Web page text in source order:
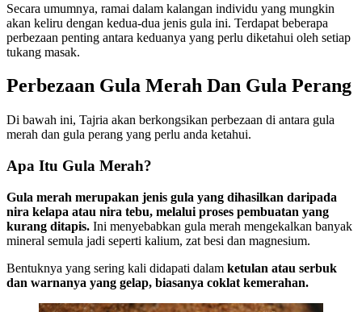
Secara umumnya, ramai dalam kalangan individu yang mungkin
akan keliru dengan kedua-dua jenis gula ini. Terdapat beberapa
perbezaan penting antara keduanya yang perlu diketahui oleh setiap
tukang masak.
Perbezaan Gula Merah Dan Gula Perang
Di bawah ini, Tajria akan berkongsikan perbezaan di antara gula
merah dan gula perang yang perlu anda ketahui.
Apa Itu Gula Merah?
Gula merah merupakan jenis gula yang dihasilkan daripada
nira kelapa atau nira tebu, melalui proses pembuatan yang
kurang ditapis. Ini menyebabkan gula merah mengekalkan banyak
mineral semula jadi seperti kalium, zat besi dan magnesium.
Bentuknya yang sering kali didapati dalam ketulan atau serbuk
dan warnanya yang gelap, biasanya coklat kemerahan.